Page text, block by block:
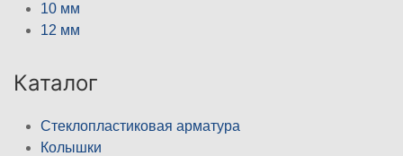
10 мм
12 мм
Каталог
Стеклопластиковая арматура
Колышки